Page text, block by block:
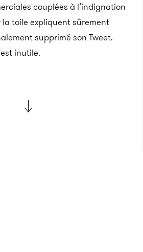
couplées à l’indignation
la toile expliquent sûrement
supprimé son Tweet.
inutile.